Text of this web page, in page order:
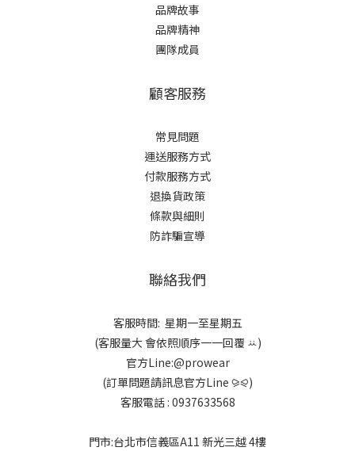
品牌故事
品牌精神
團隊成員
顧客服務
常見問題
運送服務方式
付款服務方式
退換貨政策
條款與細則
防詐騙宣導
聯絡我們
客服時間: 星期一至星期五
(客服量大 會依照順序一一回覆 ꕁ)
官方Line:@prowear
(訂單問題請訊息官方Line ⪩⪨)
客服電話 : 0937633568
門市:台北市信義區A11 新光三越 4樓